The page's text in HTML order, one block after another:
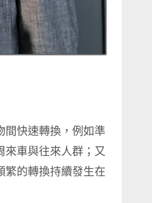
間快速轉換，例如準
車與往來人群；又
繁的轉換持續發生在